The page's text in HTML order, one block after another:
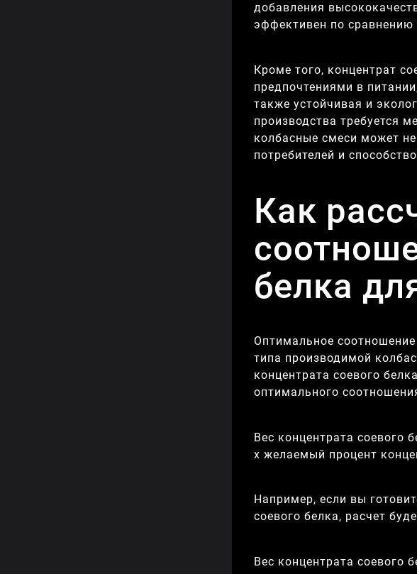
добавления
эффективен по сравнению
Кроме того, концентрат
предпочтениями в
также устойчивая и
производства требуется
колбасные смеси может
потребителей и
Как
белка
Оптимальное
типа производимой
концентрата соевого
оптимального
Вес концентрата соевого
x желаемый процент
Например, если вы
соевого белка, расчет
Вес концентрата соевого